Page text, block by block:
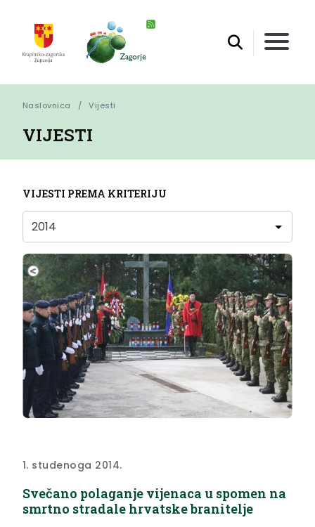
Naslovnica Vijesti
VIJESTI
VIJESTI PREMA KRITERIJU
1. studenoga 2014.
Svečano polaganje vijenaca u spomen na
smrtno stradale hrvatske branitelje